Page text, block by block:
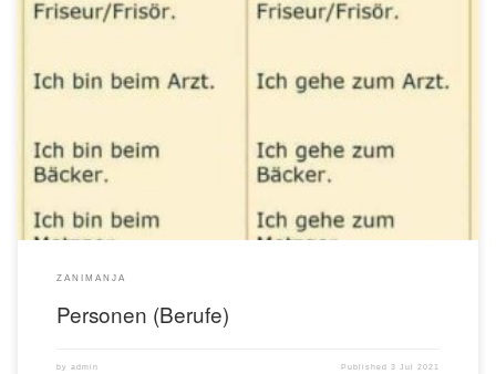
ZANIMANJA
Personen (Berufe)
by admin Published3 Jul 2021